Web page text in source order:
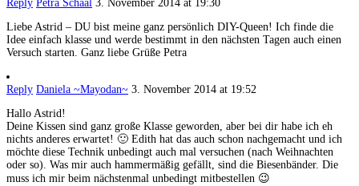
Reply Petra Schaal 3. November 2014 at 19:30
Liebe Astrid – DU bist meine ganz persönlich DIY-Queen! Ich finde die
Idee einfach klasse und werde bestimmt in den nächsten Tagen auch einen
Versuch starten. Ganz liebe Grüße Petra
Reply Daniela ~Mayodan~ 3. November 2014 at 19:52
Hallo Astrid!
Deine Kissen sind ganz große Klasse geworden, aber bei dir habe ich eh
nichts anderes erwartet! 🙂 Edith hat das auch schon nachgemacht und ich
möchte diese Technik unbedingt auch mal versuchen (nach Weihnachten
oder so). Was mir auch hammermäßig gefällt, sind die Biesenbänder. Die
muss ich mir beim nächstenmal unbedingt mitbestellen 😉